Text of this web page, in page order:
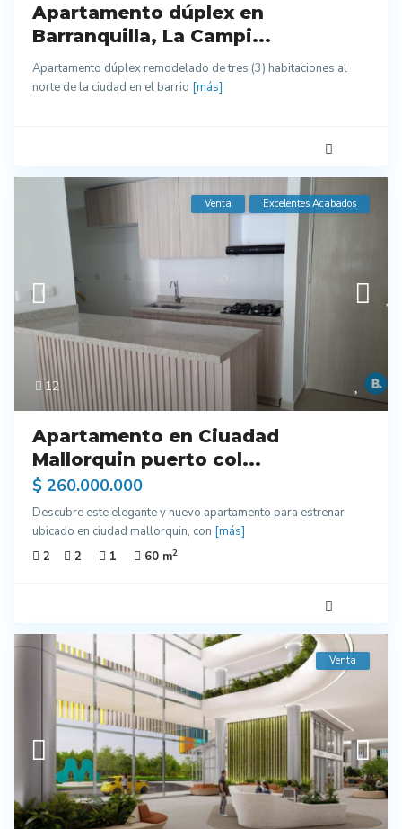
Apartamento dúplex en
Barranquilla, La Campi...
Apartamento dúplex remodelado de tres (3) habitaciones al
norte de la ciudad en el barrio [más]
12
Venta Excelentes Acabados
Apartamento en Ciuadad
Mallorquin puerto col...
$ 260.000.000
Descubre este elegante y nuevo apartamento para estrenar
ubicado en ciudad mallorquin, con [más]
2
2 1 60 m2
Venta